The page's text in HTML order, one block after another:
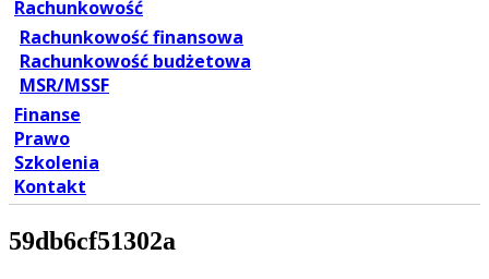
Rachunkowość
Rachunkowość finansowa
Rachunkowość budżetowa
MSR/MSSF
Finanse
Prawo
Szkolenia
Kontakt
59db6cf51302a